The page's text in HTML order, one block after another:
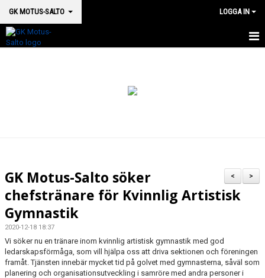
GK MOTUS-SALTO LOGGA IN
VÅRA HALLAR & LOKALER
GRUPPSTRUKTUR
KALENDER
KLÄDER
>
<
GK Motus-Salto söker
chefstränare för Kvinnlig Artistisk
Gymnastik
2020-12-18 18:37
Vi söker nu en tränare inom kvinnlig artistisk gymnastik med god
ledarskapsförmåga, som vill hjälpa oss att driva sektionen och föreningen
framåt. Tjänsten innebär mycket tid på golvet med gymnasterna, såväl som
planering och organisationsutveckling i samröre med andra personer i